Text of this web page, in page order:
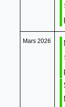
Mars 2026